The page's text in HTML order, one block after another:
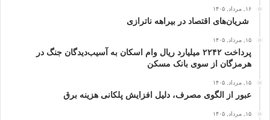
۱۶, مرداد, ۱۴۰۵
شریان‌های اقتصاد در بیراهه ناترازی
۱۵, مرداد, ۱۴۰۵
پرداخت ۲۲۴۲ میلیارد ریال وام اسکان به آسیب‌دیدگان جنگ در
هرمزگان از سوی بانک مسکن
۱۵, مرداد, ۱۴۰۵
عبور از الگوی مصرف، دلیل افزایش پلکانی هزینه برق
۱۵, مرداد, ۱۴۰۵